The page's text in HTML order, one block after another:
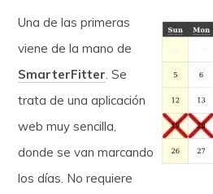
Una de las primeras
viene de la mano de
SmarterFitter. Se
trata de una aplicación
web muy sencilla,
donde se van marcando
los días. No requiere